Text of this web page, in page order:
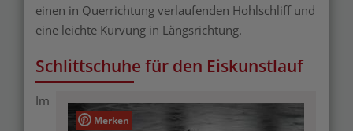
einen in Querrichtung verlaufenden Hohlschliff und
eine leichte Kurvung in Längsrichtung.
Schlittschuhe für den Eiskunstlauf
Merken
Im